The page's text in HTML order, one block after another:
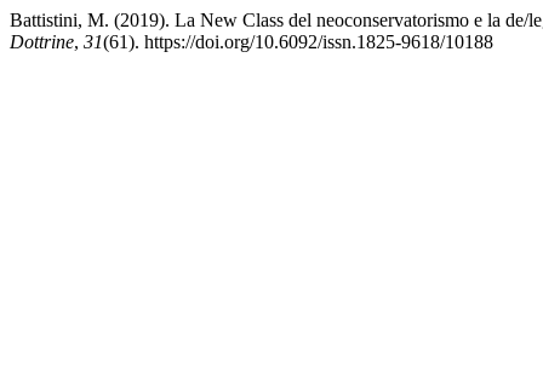
Battistini, M. (2019). La New Class del neoconservatorismo e la de/
Dottrine, 31(61). https://doi.org/10.6092/issn.1825-9618/10188